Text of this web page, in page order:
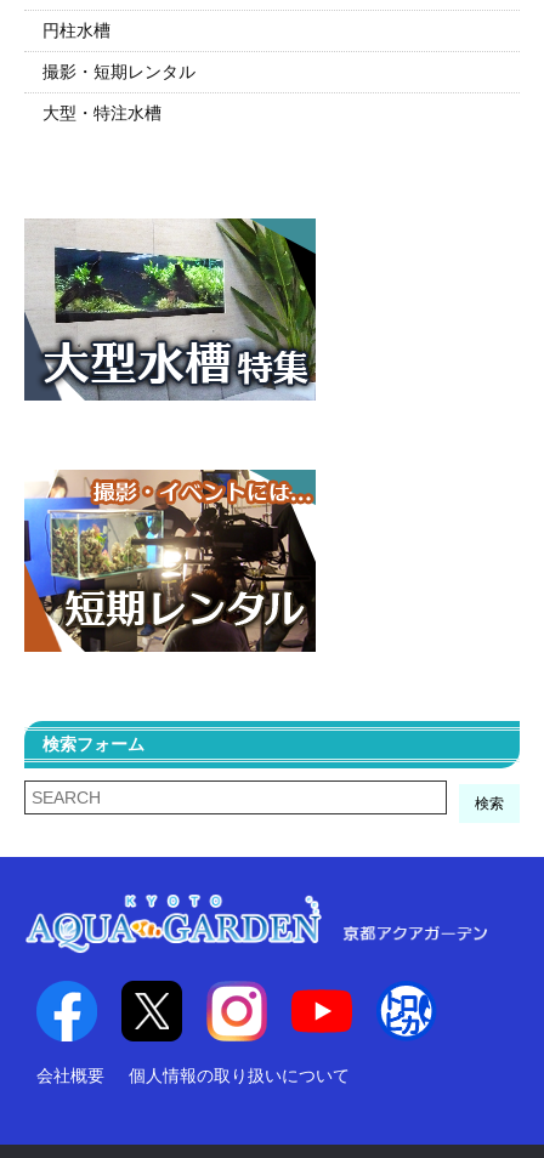
円柱水槽
撮影・短期レンタル
大型・特注水槽
検索フォーム
検索
会社概要 個人情報の取り扱いについて